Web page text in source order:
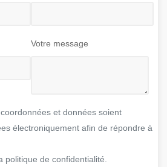
Votre message
et données soient
électroniquement afin de répondre à
politique de confidentialité.